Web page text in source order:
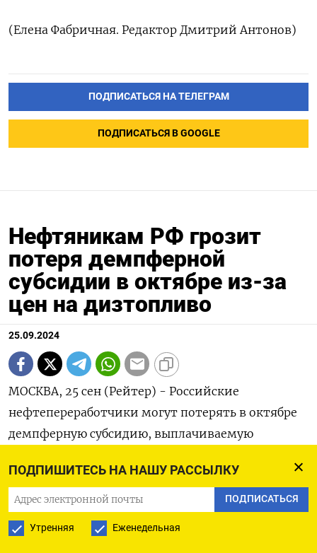
ПОДПИШИТЕСЬ НА НАШУ РАССЫЛКУ
ПОДПИСАТЬСЯ
Утренняя Еженедельная
(Елена Фабричная. Редактор Дмитрий Антонов)
ПОДПИСАТЬСЯ НА ТЕЛЕГРАМ
ПОДПИСАТЬСЯ В GOOGLE
Нефтяникам РФ грозит
потеря демпферной
субсидии в октябре из-за
цен на дизтопливо
25.09.2024
МОСКВА, 25 сен (Рейтер) - Российские
нефтепереработчики могут потерять в октябре
демпферную субсидию, выплачиваемую
внутреннем рынке РФ механизма стабилизации
оптовых цен, из-за превышения средней
оптовой ценой на дизтопливо допустимого
уровня, установленного в Налоговом кодексе,